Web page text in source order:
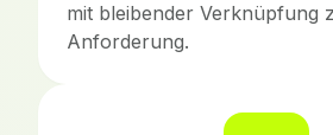
mit bleibender Verknüpfung
Anforderung.